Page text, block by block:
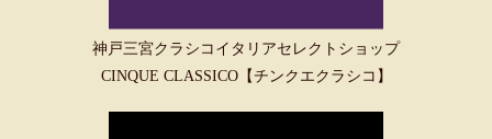
神戸三宮クラシコイタリアセレクトショップ
CINQUE CLASSICO【チンクエクラシコ】